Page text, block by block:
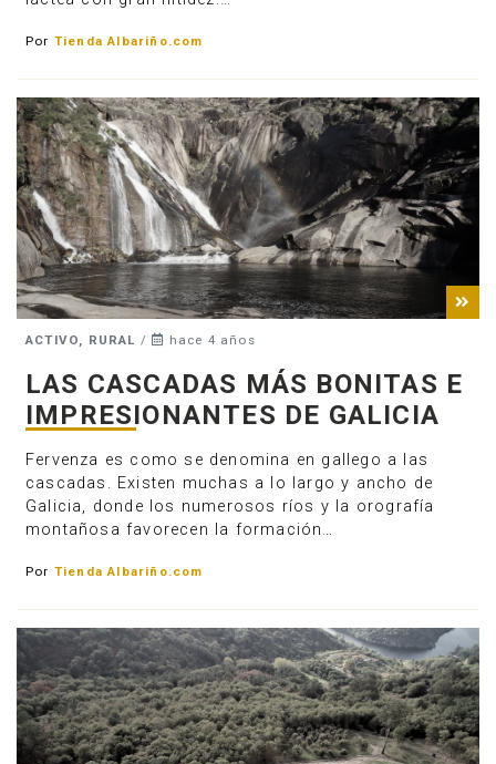
Por Tienda Albariño.com
ACTIVO, RURAL / hace 4 años
LAS CASCADAS MÁS BONITAS E
IMPRESIONANTES DE GALICIA
Fervenza es como se denomina en gallego a las
cascadas. Existen muchas a lo largo y ancho de
Galicia, donde los numerosos ríos y la orografía
montañosa favorecen la formación…
Por Tienda Albariño.com